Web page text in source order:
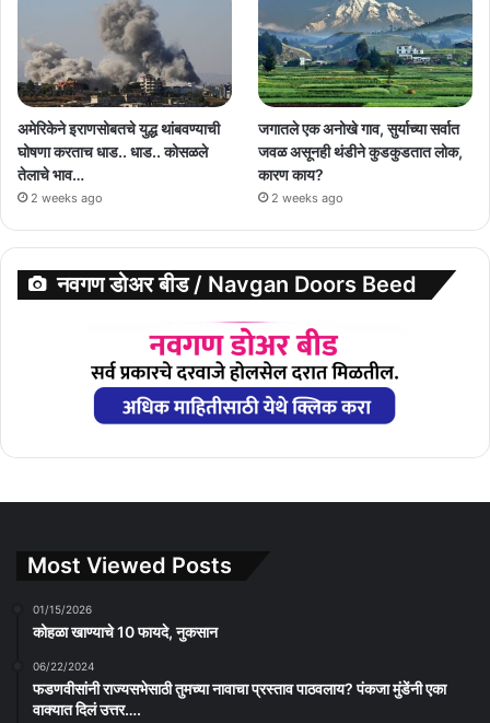
अमेरिकेने इराणसोबतचे युद्ध थांबवण्याची
घोषणा करताच धाड.. धाड.. कोसळले
तेलाचे भाव…
2 weeks ago
जगातले एक अनोखे गाव, सुर्याच्या सर्वात
जवळ असूनही थंडीने कुडकुडतात लोक,
कारण काय?
2 weeks ago
नवगण डोअर बीड / Navgan Doors Beed
Most Viewed Posts
01/15/2026
कोहळा खाण्याचे 10 फायदे, नुकसान
06/22/2024
फडणवीसांनी राज्यसभेसाठी तुमच्या नावाचा प्रस्ताव पाठवलाय? पंकजा मुंडेंनी एका
वाक्यात दिलं उत्तर….